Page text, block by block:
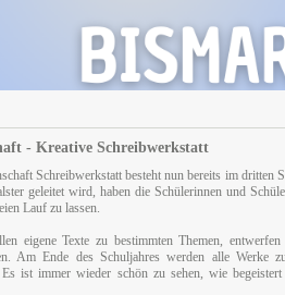
- Kreative Schreibwerkstatt
Schreibwerkstatt besteht nun bereits im
geleitet wird, haben die Schülerinnen und
Lauf zu lassen.
eigene Texte zu bestimmten Themen,
Am Ende des Schuljahres werden alle Werke
Es ist immer wieder schön zu sehen, wie